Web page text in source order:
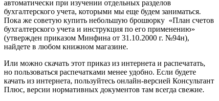
автоматически при изучении отдельных разделов
бухгалтерского учета, которыми мы еще будем заниматься.
Пока же советую купить небольшую брошюрку «План счетов
бухгалтерского учета и инструкция по его применению»
(утвержден приказом Минфина от 31.10.2000 г. №94н),
найдете в любом книжном магазине.
Или можно скачать этот приказ из интернета и распечатать,
но пользоваться распечатками менее удобно. Если будете
качать из интернета, пользуйтесь онлайн-версией Консультант
Плюс, версии нормативных документов там всегда свежие.